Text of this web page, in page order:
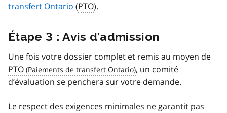
transfert Ontario (PTO).
Étape 3 : Avis d’admission
Une fois votre dossier complet et remis au moyen de
PTO
, un comité
d’évaluation se penchera sur votre demande.
Le respect des exigences minimales ne garantit pas